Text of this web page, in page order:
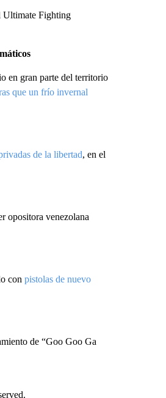
Ultimate Fighting
en gran parte del territorio
que un frío invernal
de la libertad, en el
opositora venezolana
con pistolas de nuevo
de “Goo Goo Ga